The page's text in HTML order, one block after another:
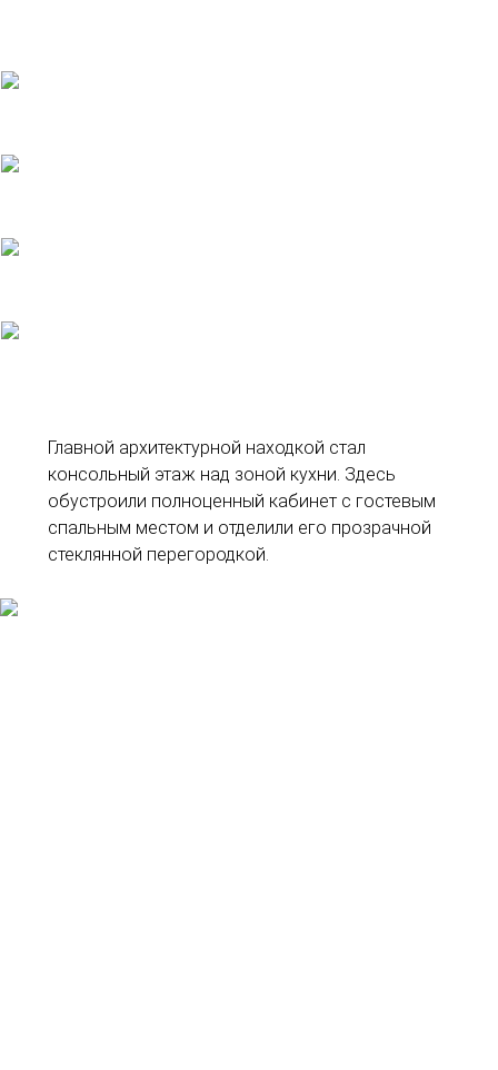
Главной архитектурной находкой стал
консольный этаж над зоной кухни. Здесь
обустроили полноценный кабинет с гостевым
спальным местом и отделили его прозрачной
стеклянной перегородкой.